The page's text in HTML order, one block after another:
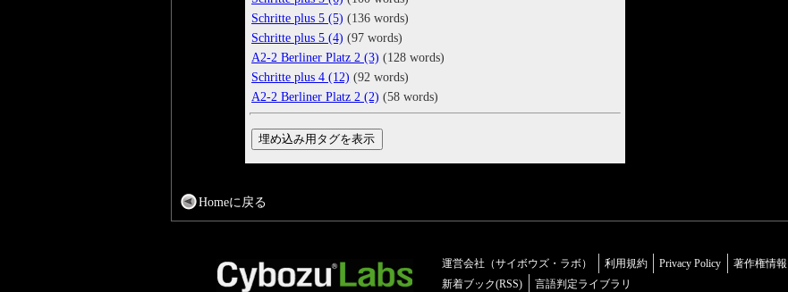
Schritte plus 5 (5) (136 words)
Schritte plus 5 (4) (97 words)
A2-2 Berliner Platz 2 (3) (128 words)
Schritte plus 4 (12) (92 words)
A2-2 Berliner Platz 2 (2) (58 words)
Homeに戻る
運営会社（サイボウズ・ラボ） 利用規約 Privacy Policy 著作権情報
新着ブック(RSS)
言語判定ライブラリ